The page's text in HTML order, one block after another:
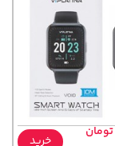
خرید